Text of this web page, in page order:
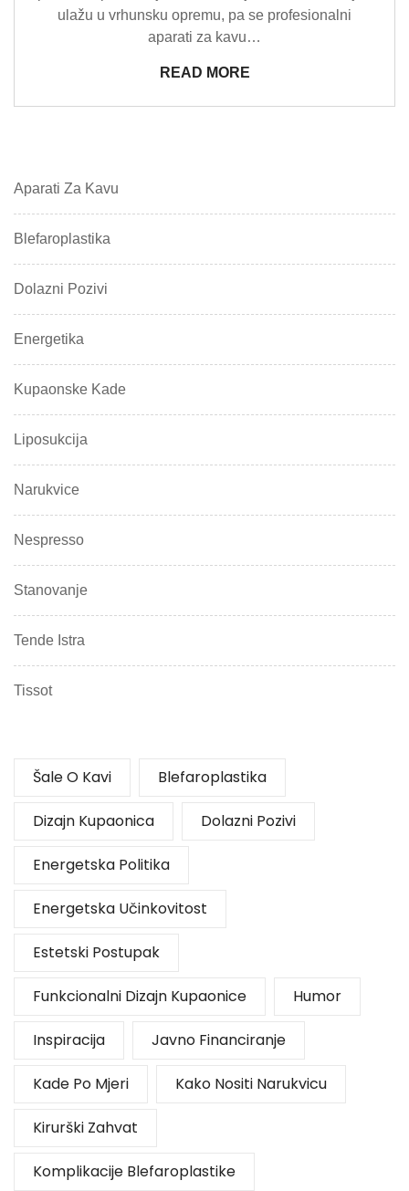
ulažu u vrhunsku opremu, pa se profesionalni
aparati za kavu…
READ MORE
Aparati Za Kavu
Blefaroplastika
Dolazni Pozivi
Energetika
Kupaonske Kade
Liposukcija
Narukvice
Nespresso
Stanovanje
Tende Istra
Tissot
Šale O Kavi Blefaroplastika
Dizajn Kupaonica Dolazni Pozivi
Energetska Politika
Energetska Učinkovitost
Estetski Postupak
Funkcionalni Dizajn Kupaonice Humor
Inspiracija Javno Financiranje
Kade Po Mjeri Kako Nositi Narukvicu
Kirurški Zahvat
Komplikacije Blefaroplastike